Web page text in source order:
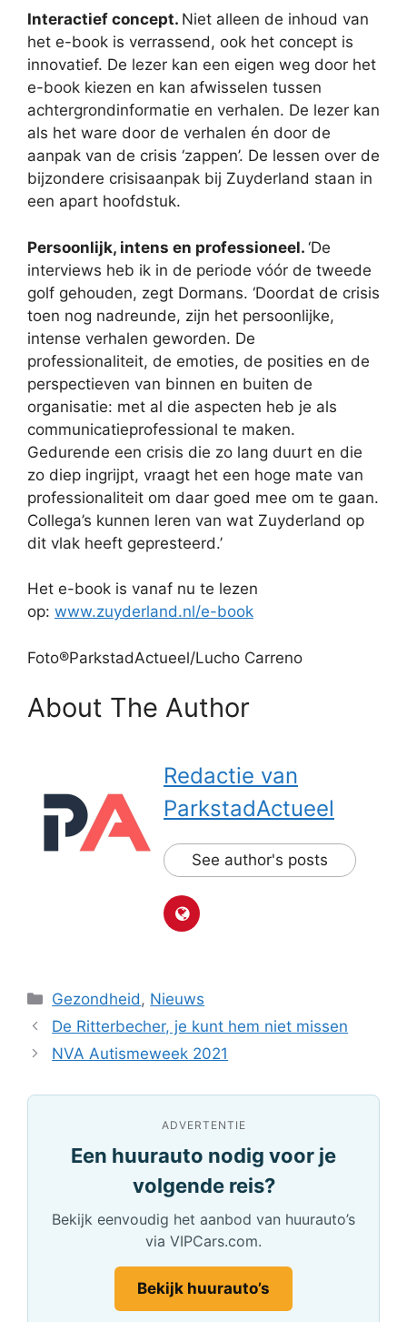
Interactief concept. Niet alleen de inhoud van
het e-book is verrassend, ook het concept is
innovatief. De lezer kan een eigen weg door het
e-book kiezen en kan afwisselen tussen
achtergrondinformatie en verhalen. De lezer kan
als het ware door de verhalen én door de
aanpak van de crisis ‘zappen’. De lessen over de
bijzondere crisisaanpak bij Zuyderland staan in
een apart hoofdstuk.
Persoonlijk, intens en professioneel. ‘De
interviews heb ik in de periode vóór de tweede
golf gehouden, zegt Dormans. ‘Doordat de crisis
toen nog nadreunde, zijn het persoonlijke,
intense verhalen geworden. De
professionaliteit, de emoties, de posities en de
perspectieven van binnen en buiten de
organisatie: met al die aspecten heb je als
communicatieprofessional te maken.
Gedurende een crisis die zo lang duurt en die
zo diep ingrijpt, vraagt het een hoge mate van
professionaliteit om daar goed mee om te gaan.
Collega’s kunnen leren van wat Zuyderland op
dit vlak heeft gepresteerd.’
Het e-book is vanaf nu te lezen
op: www.zuyderland.nl/e-book
Foto®ParkstadActueel/Lucho Carreno
About The Author
Redactie van
ParkstadActueel
See author's posts
Categorieën
Gezondheid, Nieuws
De Ritterbecher, je kunt hem niet missen
NVA Autismeweek 2021
ADVERTENTIE
Een huurauto nodig voor je
volgende reis?
Bekijk eenvoudig het aanbod van huurauto’s
via VIPCars.com.
Bekijk huurauto’s